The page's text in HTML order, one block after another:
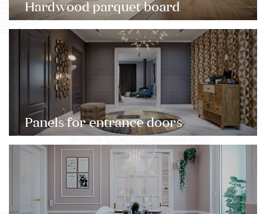
Hardwood parquet board
Panels for entrance doors